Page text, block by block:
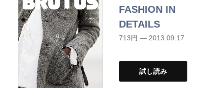
FASHION IN
DETAILS
713円 — 2013.09.17
試し読み